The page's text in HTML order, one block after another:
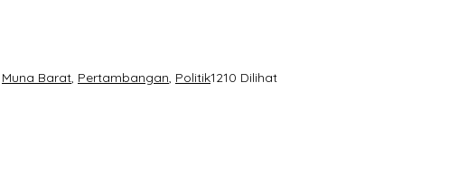
Muna Barat, Pertambangan, Politik1210 Dilihat